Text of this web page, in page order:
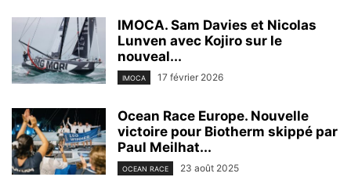
IMOCA. Sam Davies et Nicolas
Lunven avec Kojiro sur le
nouveal...
IMOCA 17 février 2026
Ocean Race Europe. Nouvelle
victoire pour Biotherm skippé par
Paul Meilhat...
OCEAN RACE 23 août 2025